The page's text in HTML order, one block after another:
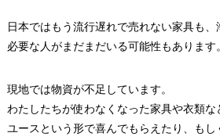
日本ではもう流行遅れで売れない家具も、
必要な人がまだまだいる可能性もあります。
現地では物資が不足しています。
わたしたちが使わなくなった家具や衣類な
ユースという形で喜んでもらえたり、もし